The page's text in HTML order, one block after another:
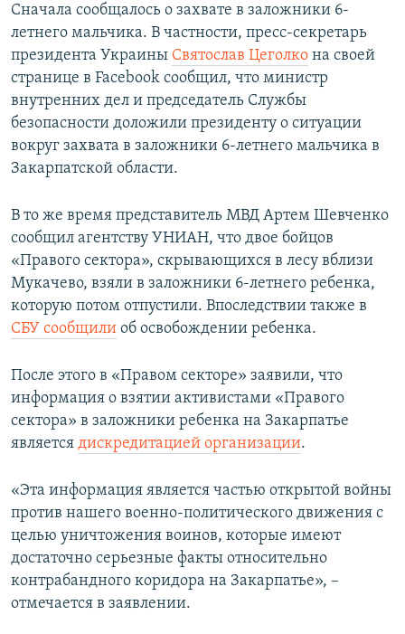
Сначала сообщалось о захвате в заложники 6-
летнего мальчика. В частности, пресс-секретарь
президента Украины Святослав Цеголко на своей
странице в Facebook сообщил, что министр
внутренних дел и председатель Службы
безопасности доложили президенту о ситуации
вокруг захвата в заложники 6-летнего мальчика в
Закарпатской области.
В то же время представитель МВД Артем Шевченко
сообщил агентству УНИАН, что двое бойцов
«Правого сектора», скрывающихся в лесу вблизи
Мукачево, взяли в заложники 6-летнего ребенка,
которую потом отпустили. Впоследствии также в
СБУ сообщили об освобождении ребенка.
После этого в «Правом секторе» заявили, что
информация о взятии активистами «Правого
сектора» в заложники ребенка на Закарпатье
является дискредитацией организации.
«Эта информация является частью открытой войны
против нашего военно-политического движения с
целью уничтожения воинов, которые имеют
достаточно серьезные факты относительно
контрабандного коридора на Закарпатье», –
отмечается в заявлении.